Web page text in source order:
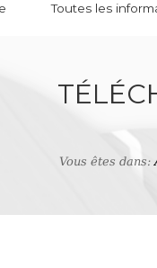
Toutes les
Vous êtes dans: